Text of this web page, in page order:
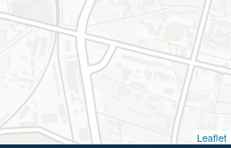
Leaflet